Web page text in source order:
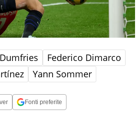
Federico Dimarco
Yann Sommer
Fonti preferite